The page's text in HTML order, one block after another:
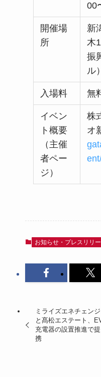
00
開催場
所
新
木
振
ル）
入場料 無
イベン
ト概要
（主催
者ペー
ジ）
株
オ
お知らせ・プレスリリ
ミライズエネチェンジ
と髙松エステート、
充電器の設置推進で提
携